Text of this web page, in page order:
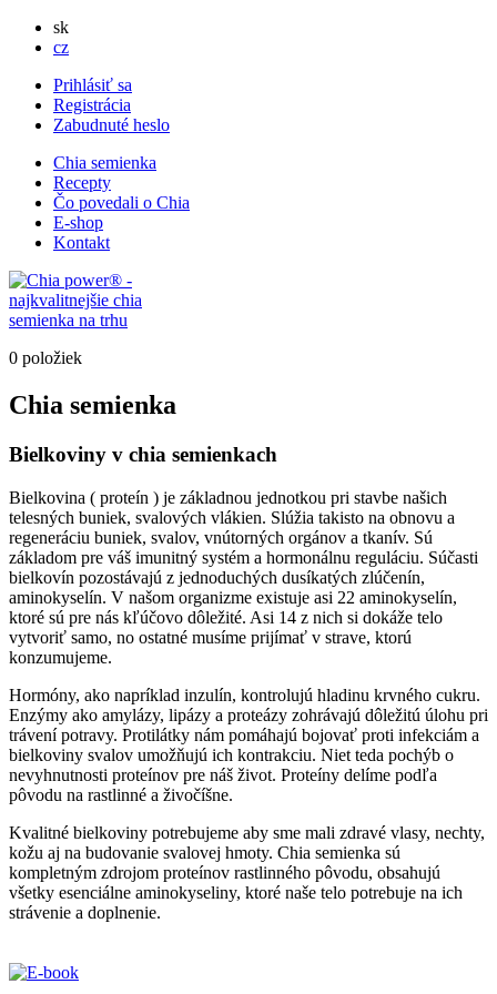
sk
cz
Prihlásiť sa
Registrácia
Zabudnuté heslo
Chia semienka
Recepty
Čo povedali o Chia
E-shop
Kontakt
0 položiek
Chia semienka
Bielkoviny v chia semienkach
Bielkovina ( proteín ) je základnou jednotkou pri stavbe našich
telesných buniek, svalových vlákien. Slúžia takisto na obnovu a
regeneráciu buniek, svalov, vnútorných orgánov a tkanív. Sú
základom pre váš imunitný systém a hormonálnu reguláciu. Súčasti
bielkovín pozostávajú z jednoduchých dusíkatých zlúčenín,
aminokyselín. V našom organizme existuje asi 22 aminokyselín,
ktoré sú pre nás kľúčovo dôležité. Asi 14 z nich si dokáže telo
vytvoriť samo, no ostatné musíme prijímať v strave, ktorú
konzumujeme.
Hormóny, ako napríklad inzulín, kontrolujú hladinu krvného cukru.
Enzýmy ako amylázy, lipázy a proteázy zohrávajú dôležitú úlohu pri
trávení potravy. Protilátky nám pomáhajú bojovať proti infekciám a
bielkoviny svalov umožňujú ich kontrakciu. Niet teda pochýb o
nevyhnutnosti proteínov pre náš život. Proteíny delíme podľa
pôvodu na rastlinné a živočíšne.
Kvalitné bielkoviny potrebujeme aby sme mali zdravé vlasy, nechty,
kožu aj na budovanie svalovej hmoty. Chia semienka sú
kompletným zdrojom proteínov rastlinného pôvodu, obsahujú
všetky esenciálne aminokyseliny, ktoré naše telo potrebuje na ich
strávenie a doplnenie.